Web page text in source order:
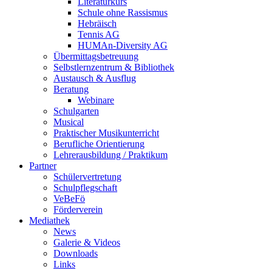
Schule ohne Rassismus
Hebräisch
Tennis AG
HUMAn-Diversity AG
Übermittagsbetreuung
Selbstlernzentrum & Bibliothek
Austausch & Ausflug
Beratung
Webinare
Schulgarten
Musical
Praktischer Musikunterricht
Berufliche Orientierung
Lehrerausbildung / Praktikum
Partner
Schülervertretung
Schulpflegschaft
VeBeFö
Förderverein
Mediathek
News
Galerie & Videos
Downloads
Links